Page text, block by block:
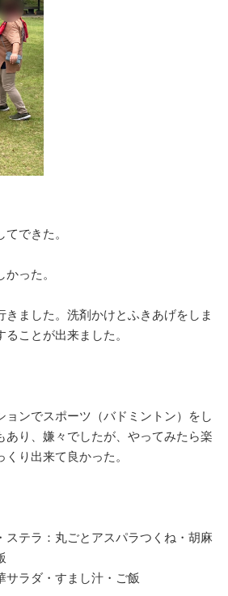
できた。
った。
きました。洗剤かけとふきあげをしま
ことが出来ました。
ョンでスポーツ（バドミントン）をし
あり、嫌々でしたが、やってみたら楽
り出来て良かった。
テラ：丸ごとアスパラつくね・胡麻
ラダ・すまし汁・ご飯